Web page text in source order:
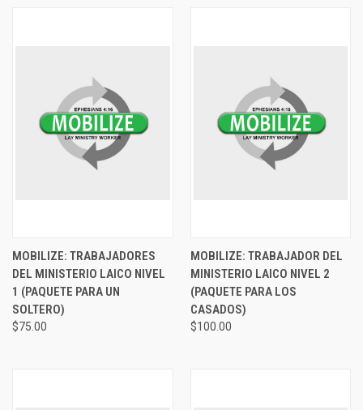
MOBILIZE: TRABAJADORES
DEL MINISTERIO LAICO NIVEL
1 (PAQUETE PARA UN
SOLTERO)
$75.00
MOBILIZE: TRABAJADOR DEL
MINISTERIO LAICO NIVEL 2
(PAQUETE PARA LOS
CASADOS)
$100.00